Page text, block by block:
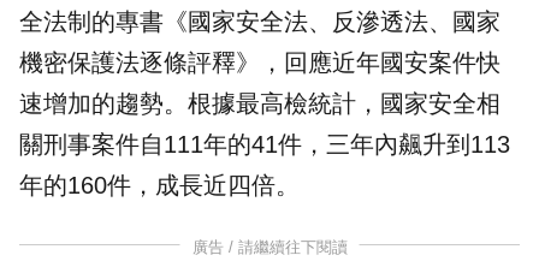
全法制的專書《國家安全法、 反滲透法、
國家
機密保護法逐條評釋》，回應近年國安案件快
速增加的趨勢。根據最高檢統計，國家安全相
關刑事案件自111年的41件，三年內飆升到113
年的160件，成長近四倍。
廣告 / 請繼續往下閱讀